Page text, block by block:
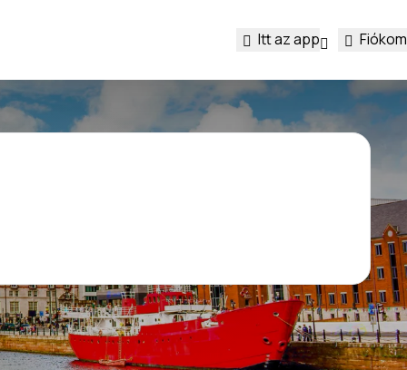
Itt az app Fiókom